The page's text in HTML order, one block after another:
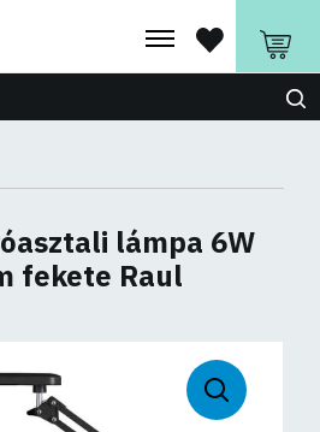
lámpa 6W
fekete Raul